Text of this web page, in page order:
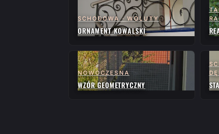
SCHODOWA · WOLUTY
ORNAMENT KOWALSKI
NOWOCZESNA
WZÓR GEOMETRYCZNY